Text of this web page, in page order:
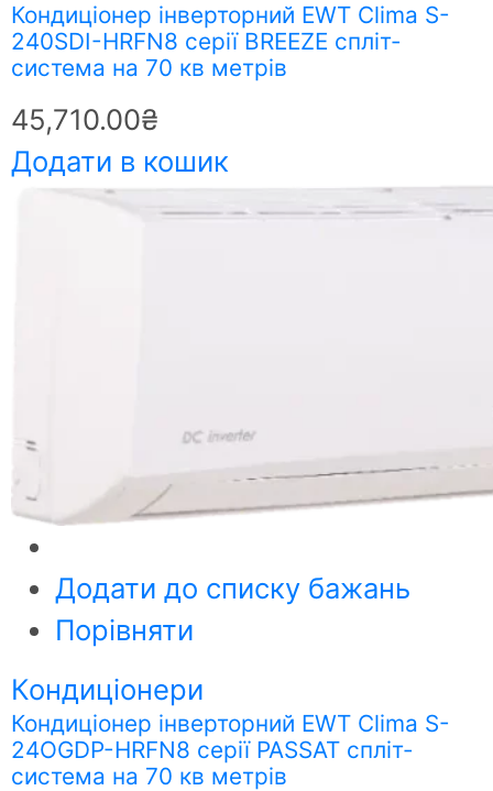
Кондиціонер інверторний EWT Clima S-
240SDI-HRFN8 серії BREEZE спліт-
система на 70 кв метрів
45,710.00₴
Додати в кошик
Додати до списку бажань
Порівняти
Кондиціонери
Кондиціонер інверторний EWT Clima S-
24OGDP-HRFN8 серії PASSAT спліт-
система на 70 кв метрів